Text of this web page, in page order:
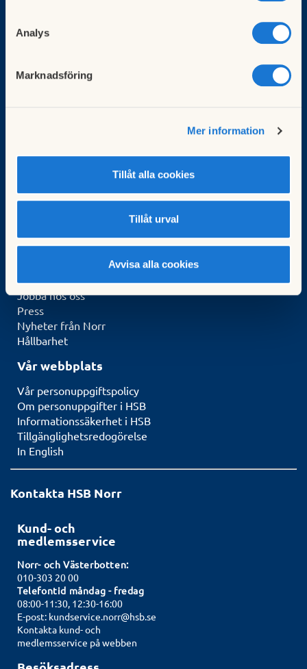
Analys
Marknadsföring
Mer information
Tillåt alla cookies
Tillåt urval
Avvisa alla cookies
Börja bospara
Kontakt & Service
Frågor & svar
Om HSB Norr
Jobba hos oss
Press
Nyheter från Norr
Hållbarhet
Vår webbplats
Vår personuppgiftspolicy
Om personuppgifter i HSB
Informationssäkerhet i HSB
Tillgänglighetsredogörelse
In English
Kontakta HSB Norr
Kund- och
medlemsservice
Norr- och Västerbotten:
010-303 20 00
Telefontid måndag - fredag
08:00-11:30, 12:30-16:00
E-post: kundservice.norr@hsb.se
Kontakta kund- och
medlemsservice på webben